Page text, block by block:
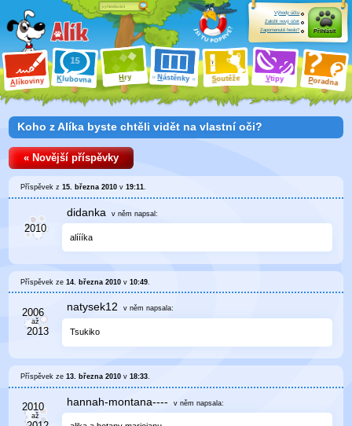
Alíkoviny Klubovna Hry Nástěnky Soutěže Vtipy Poradna
Výhody účtu
Založit nový účet
Zapomenuté heslo?
Přihlásit
Koho z Alíka byste chtěli vidět na vlastní oči?
« Novější příspěvky
Příspěvek z15. března 2010 v19:11.
didanka v něm napsal:
alíííka
Příspěvek ze14. března 2010 v10:49
natysek12 v něm napsala:
Tsukiko
Příspěvek ze13. března 2010 v18:33
hannah-montana---- v něm napsala: